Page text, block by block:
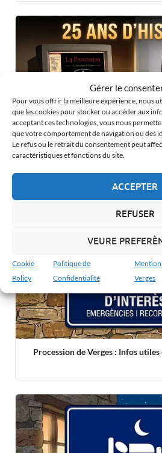
Gérer le
Pour vous offrir la meilleure expérience, nous
que les cookies pour stocker ou accéder aux
acceptant ces technologies, vous nous
que votre comportement de navigation ou des
Le refus ou le retrait du consentement peut
caractéristiques et fonctions du site.
ACCEPTER
REFUSER
VEURE
Cookie
Policy
Politique de
Confidentialité
Verges
25 ans de laprocessodeverges.com
Procession de Verges : Infos